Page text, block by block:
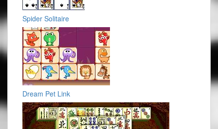
Spider Solitaire
Dream Pet Link